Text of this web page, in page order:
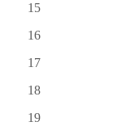
15
16
17
18
19